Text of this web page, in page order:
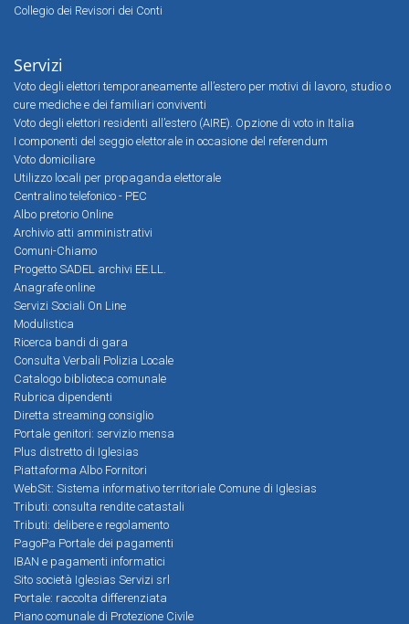
Collegio dei Revisori dei Conti
Servizi
Voto degli elettori temporaneamente all’estero per motivi di lavoro, studio o
cure mediche e dei familiari conviventi
Voto degli elettori residenti all’estero (AIRE). Opzione di voto in Italia
I componenti del seggio elettorale in occasione del referendum
Voto domiciliare
Utilizzo locali per propaganda elettorale
Centralino telefonico - PEC
Albo pretorio Online
Archivio atti amministrativi
Comuni-Chiamo
Progetto SADEL archivi EE.LL.
Anagrafe online
Servizi Sociali On Line
Modulistica
Ricerca bandi di gara
Consulta Verbali Polizia Locale
Catalogo biblioteca comunale
Rubrica dipendenti
Diretta streaming consiglio
Portale genitori: servizio mensa
Plus distretto di Iglesias
Piattaforma Albo Fornitori
WebSit: Sistema informativo territoriale Comune di Iglesias
Tributi: consulta rendite catastali
Tributi: delibere e regolamento
PagoPa Portale dei pagamenti
IBAN e pagamenti informatici
Sito società Iglesias Servizi srl
Portale: raccolta differenziata
Piano comunale di Protezione Civile